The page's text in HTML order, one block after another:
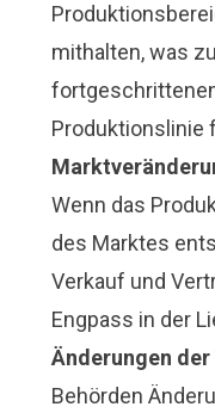
mithalten, was
Produktionslinie
Wenn das
des Marktes
Verkauf und
Engpass in der
Änderungen
Behörden